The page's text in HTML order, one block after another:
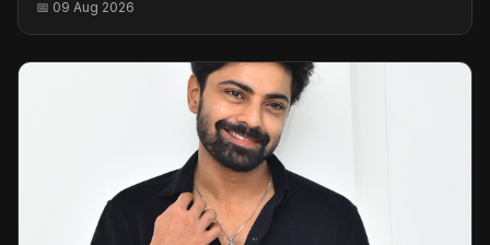
feature-film debut with The Maze, a psychological thriller
starring Sriram (Srikanth) in the lead role.
📅 09 Aug 2026